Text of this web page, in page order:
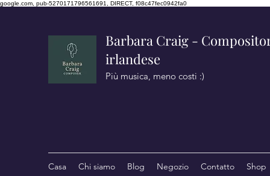
google.com, pub-5270171796561691, DIRECT, f08c47fec0942fa0
Barbara Craig -
irlandese
Più musica, meno costi :)
Casa Chi siamo Blog Negozio Contatto Shop